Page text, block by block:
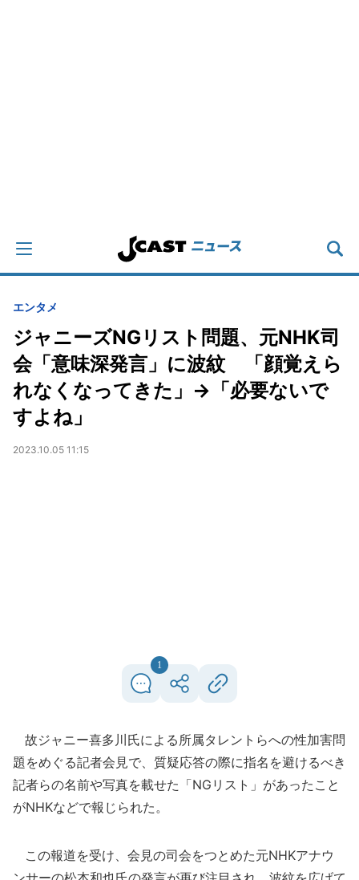
エンタメ
ジャニーズNGリスト問題、元NHK司
会「意味深発言」に波紋 「顔覚えら
れなくなってきた」→「必要ないで
すよね」
2023.10.05 11:15
1
故ジャニー喜多川氏による所属タレントらへの性加害問
題をめぐる記者会見で、質疑応答の際に指名を避けるべき
記者らの名前や写真を載せた「NGリスト」があったこと
がNHKなどで報じられた。
この報道を受け、会見の司会をつとめた元NHKアナウ